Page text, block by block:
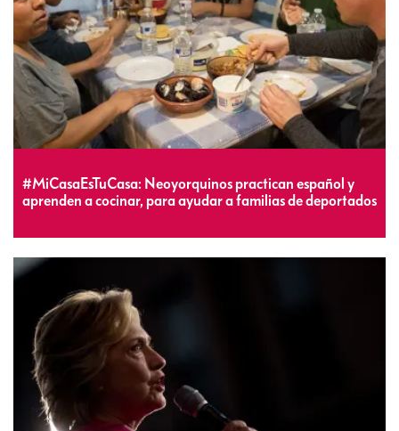
#MiCasaEsTuCasa: Neoyorquinos practican español y
aprenden a cocinar, para ayudar a familias de deportados